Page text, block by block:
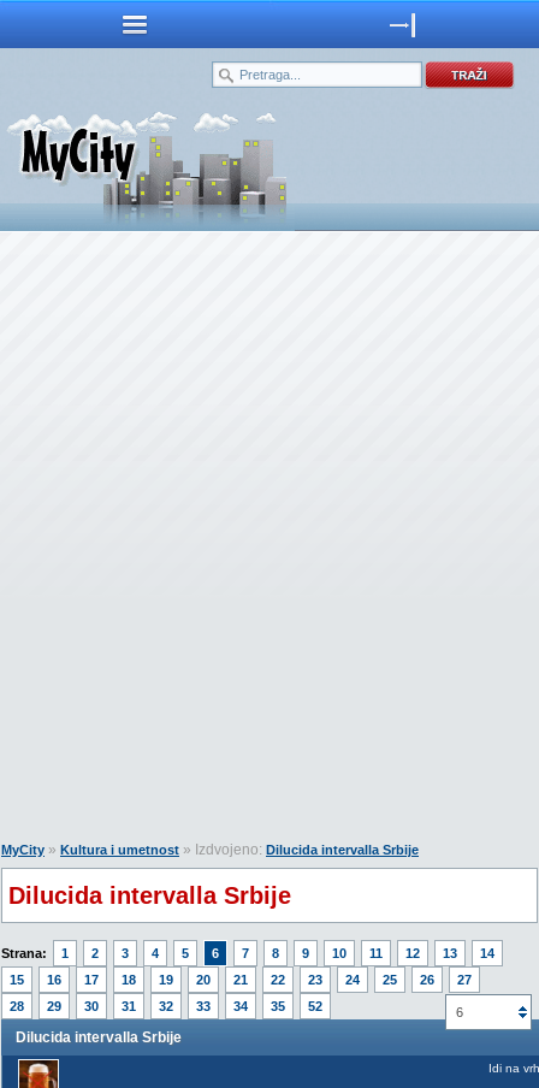
MyCity » Kultura i umetnost » Izdvojeno: Dilucida intervalla Srbije
Dilucida intervalla Srbije
Strana: 1 2 3 4 5 6 7 8 9 10 11 12 13
14
15
16 17 18 19 20 21 22 23 24 25 26
27
28
29 30 31 32 33 34 35 52 6
Dilucida intervalla Srbije
Idi na vrh